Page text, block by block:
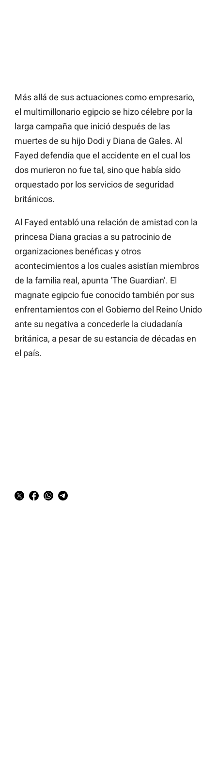
Más allá de sus actuaciones como empresario,
el multimillonario egipcio se hizo célebre por la
larga campaña que inició después de las
muertes de su hijo Dodi y Diana de Gales. Al
Fayed defendía que el accidente en el cual los
dos murieron no fue tal, sino que había sido
orquestado por los servicios de seguridad
británicos.
Al Fayed entabló una relación de amistad con la
princesa Diana gracias a su patrocinio de
organizaciones benéficas y otros
acontecimientos a los cuales asistían miembros
de la familia real, apunta ‘The Guardian’. El
magnate egipcio fue conocido también por sus
enfrentamientos con el Gobierno del Reino Unido
ante su negativa a concederle la ciudadanía
británica, a pesar de su estancia de décadas en
el país.